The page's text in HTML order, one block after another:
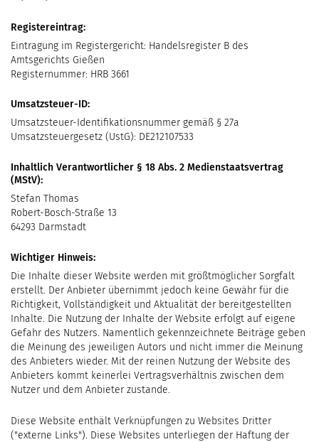
Registereintrag:
Eintragung im Registergericht: Handelsregister B des
Amtsgerichts Gießen
Registernummer: HRB 3661
Umsatzsteuer-ID:
Umsatzsteuer-Identifikationsnummer gemäß § 27a
Umsatzsteuergesetz (UstG): DE212107533
Inhaltlich Verantwortlicher § 18 Abs. 2 Medienstaatsvertrag
(MStV):
Stefan Thomas
Robert-Bosch-Straße 13
64293 Darmstadt
Wichtiger Hinweis:
Die Inhalte dieser Website werden mit größtmöglicher Sorgfalt
erstellt. Der Anbieter übernimmt jedoch keine Gewähr für die
Richtigkeit, Vollständigkeit und Aktualität der bereitgestellten
Inhalte. Die Nutzung der Inhalte der Website erfolgt auf eigene
Gefahr des Nutzers. Namentlich gekennzeichnete Beiträge geben
die Meinung des jeweiligen Autors und nicht immer die Meinung
des Anbieters wieder. Mit der reinen Nutzung der Website des
Anbieters kommt keinerlei Vertragsverhältnis zwischen dem
Nutzer und dem Anbieter zustande.
Diese Website enthält Verknüpfungen zu Websites Dritter
("externe Links"). Diese Websites unterliegen der Haftung der